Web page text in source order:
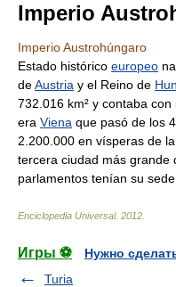
Imperio
Imperio Austrohúngaro
Estado histórico europeo
deAustria y el Reino de
732.016 km² y contaba
era Viena que pasó de los
2.200.000 en vísperas de
tercera ciudad más grande
parlamentos tenían su
Enciclopedia Universal. 2012
Игры ⚽
Нужно
Turia